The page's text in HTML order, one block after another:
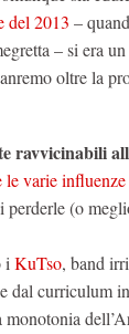
del 2013 –
– si era
oltre la
ravvicinabili
le varie
perderle (o
i KuTso, band
dal curriculum
monotonia